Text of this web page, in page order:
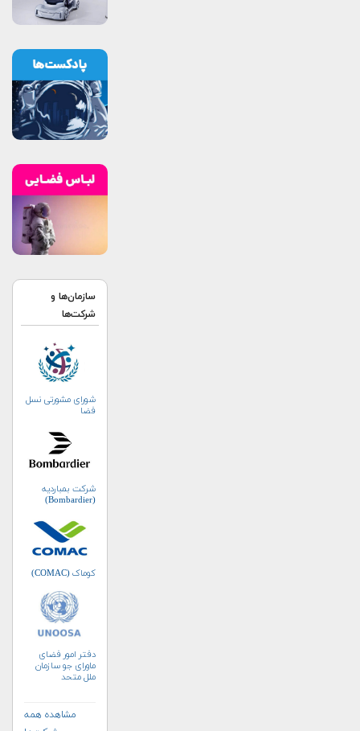
سازمان‌ها و
شرکت‌ها
شورای مشورتی نسل
فضا
شرکت بمباردیه
(Bombardier)
کوماک (COMAC)
دفتر امور فضای
ماورای جو سازمان
ملل متحد
مشاهده همه